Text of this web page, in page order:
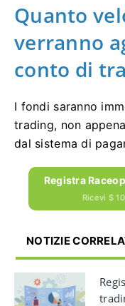
Quanto
verranno
conto di
I fondi saranno
trading, non
dal sistema di
Registra
Ricevi $
NOTIZIE